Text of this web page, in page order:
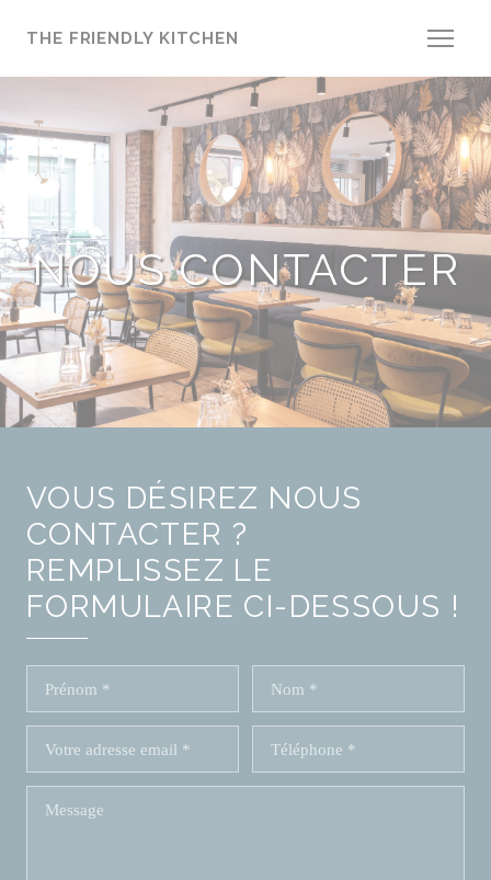
THE FRIENDLY KITCHEN
NOUS CONTACTER
VOUS DÉSIREZ NOUS
CONTACTER ?
REMPLISSEZ LE
FORMULAIRE CI-DESSOUS !